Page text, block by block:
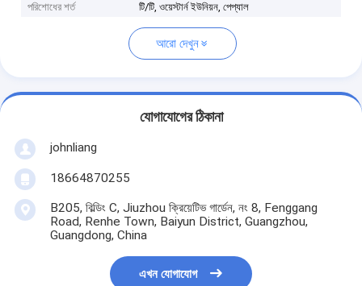
পরিশোধের শর্ত
টি/টি, ওয়েস্টার্ন ইউনিয়ন, পেপ্যাল
আরো দেখুন
যোগাযোগের ঠিকানা
johnliang
18664870255
B205, বিল্ডিং C, Jiuzhou ক্রিয়েটিভ গার্ডেন, নং 8, Fenggang
Road, Renhe Town, Baiyun District, Guangzhou,
Guangdong, China
এখন যোগাযোগ